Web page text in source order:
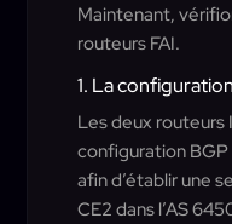
Maintenant,
routeurs FAI.
1. La
Les deux routeurs
configuration
afin d’établir une
CE2 dans l’AS